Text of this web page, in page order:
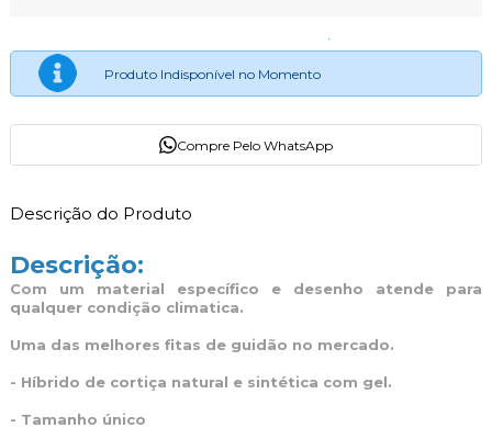
Produto Indisponível no Momento
Compre Pelo WhatsApp
Descrição do Produto
Descrição:
Com um material específico e desenho atende para
qualquer condição climatica.
Uma das melhores fitas de guidão no mercado.
- Híbrido de cortiça natural e sintética com gel.
- Tamanho único